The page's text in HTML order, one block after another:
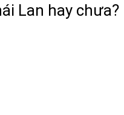
Lan hay chưa?